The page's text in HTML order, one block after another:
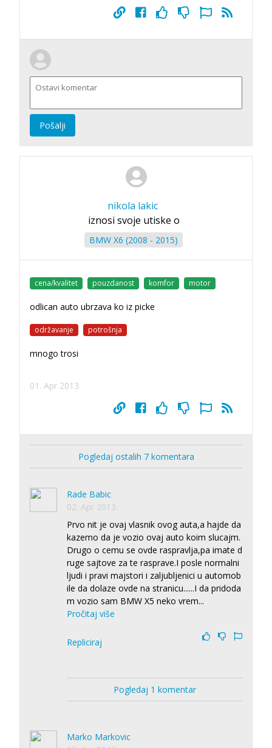
Pošalji
nikola lakic
iznosi svoje utiske o
BMW X6 (2008 - 2015)
cena/kvalitet pouzdanost komfor motor
odlican auto ubrzava ko iz picke
održavanje potrošnja
mnogo trosi
01. Apr 2013.
Pogledaj ostalih 7 komentara
Rade Babic
02. Apr 2013.
Prvo nit je ovaj vlasnik ovog auta,a hajde da
kazemo da je vozio ovaj auto koim slucajm.
Drugo o cemu se ovde raspravlja,pa imate d
ruge sajtove za te rasprave.I posle normalni
ljudi i pravi majstori i zaljubljenici u automob
ile da dolaze ovde na stranicu......I da pridoda
m vozio sam BMW X5 neko vrem...
Pročitaj više
Repliciraj
Pogledaj 1 komentar
Marko Markovic